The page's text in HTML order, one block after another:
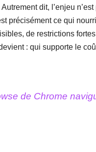
Autrement dit, l’enjeu
précisément ce qui
de restrictions
: qui supporte le
de Chrome